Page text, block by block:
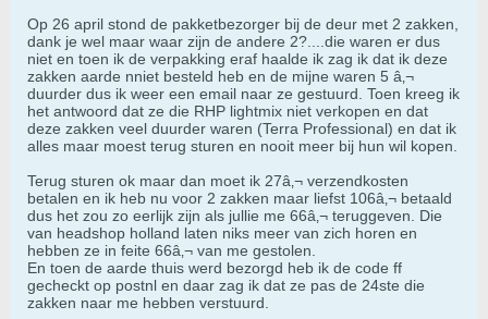
Op 26 april stond de pakketbezorger bij de deur met 2 zakken,
dank je wel maar waar zijn de andere 2?....die waren er dus
niet en toen ik de verpakking eraf haalde ik zag ik dat ik deze
zakken aarde nniet besteld heb en de mijne waren 5 â‚¬
duurder dus ik weer een email naar ze gestuurd. Toen kreeg ik
het antwoord dat ze die RHP lightmix niet verkopen en dat
deze zakken veel duurder waren (Terra Professional) en dat ik
alles maar moest terug sturen en nooit meer bij hun wil kopen.
Terug sturen ok maar dan moet ik 27â‚¬ verzendkosten
betalen en ik heb nu voor 2 zakken maar liefst 106â‚¬ betaald
dus het zou zo eerlijk zijn als jullie me 66â‚¬ teruggeven. Die
van headshop holland laten niks meer van zich horen en
hebben ze in feite 66â‚¬ van me gestolen.
En toen de aarde thuis werd bezorgd heb ik de code ff
gecheckt op postnl en daar zag ik dat ze pas de 24ste die
zakken naar me hebben verstuurd.